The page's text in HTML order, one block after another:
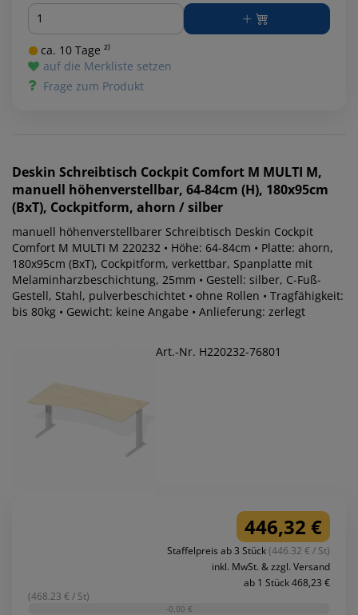
Menge
ca. 10 Tage ²⁾
auf die Merkliste setzen
Frage zum Produkt
Deskin Schreibtisch Cockpit Comfort M MULTI M,
manuell höhenverstellbar, 64-84cm (H), 180x95cm
(BxT), Cockpitform, ahorn / silber
manuell höhenverstellbarer Schreibtisch Deskin Cockpit
Comfort M MULTI M 220232 • Höhe: 64-84cm • Platte: ahorn,
180x95cm (BxT), Cockpitform, verkettbar, Spanplatte mit
Melaminharzbeschichtung, 25mm • Gestell: silber, C-Fuß-
Gestell, Stahl, pulverbeschichtet • ohne Rollen • Tragfähigkeit:
bis 80kg • Gewicht: keine Angabe • Anlieferung: zerlegt
Art.-Nr. H220232-76801
446,32 €
Staffelpreis ab 3 Stück(446.32 € / St)
inkl. MwSt. & zzgl. Versand
ab 1 Stück 468,23 €
(468.23 € / St)
-0,00 €